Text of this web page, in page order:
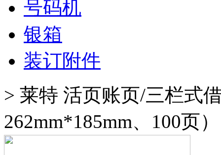
号码机
银箱
装订附件
> 莱特 活页账页/三栏式
262mm*185mm、100页）